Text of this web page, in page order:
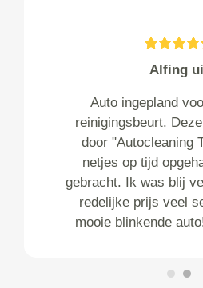
Alfing
Auto ingepland
reinigingsbeurt.
door "Autocleaning
netjes op tijd
gebracht. Ik was blij
redelijke prijs veel
mooie blinkende